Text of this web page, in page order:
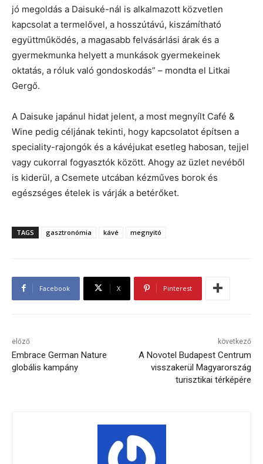
jó megoldás a Daisuké-nál is alkalmazott közvetlen
kapcsolat a termelővel, a hosszútávú, kiszámítható
együttműködés, a magasabb felvásárlási árak és a
gyermekmunka helyett a munkások gyermekeinek
oktatás, a róluk való gondoskodás” – mondta el Litkai
Gergő.
A Daisuke japánul hidat jelent, a most megnyílt Café &
Wine pedig céljának tekinti, hogy kapcsolatot építsen a
speciality-rajongók és a kávéjukat esetleg habosan, tejjel
vagy cukorral fogyasztók között. Ahogy az üzlet nevéből
is kiderül, a Csemete utcában kézműves borok és
egészséges ételek is várják a betérőket.
TAGS gasztronómia kávé megnyitó
Facebook X Pinterest
előző
Embrace German Nature
globális kampány
következő
A Novotel Budapest Centrum
visszakerül Magyarország
turisztikai térképére